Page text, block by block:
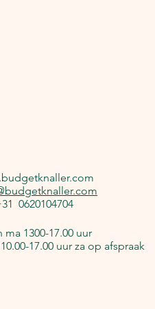
0620104704
ma 1300-17.00 uur
17.00 uur za op afspraak